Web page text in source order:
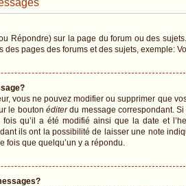
Répondre) sur la page du forum ou des
pages des forums et des sujets, exemple:
vous ne pouvez modifier ou supprimer que
le bouton éditerdu message correspondant. Si
qu’il a été modifié ainsi que la date et
ils ont la possibilité de laisser une note
fois que quelqu’un y a répondu.